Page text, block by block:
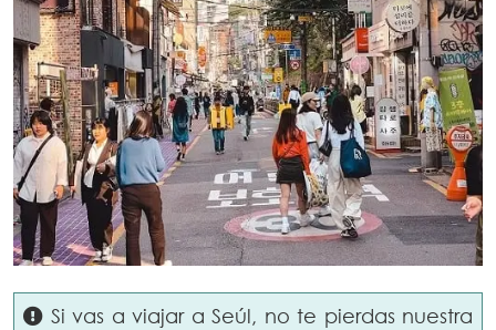
Si vas a viajar a Seúl, no te pierdas nuestra